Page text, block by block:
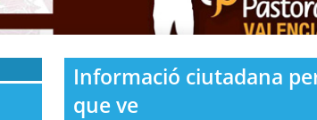
Informació ciutadana
que ve